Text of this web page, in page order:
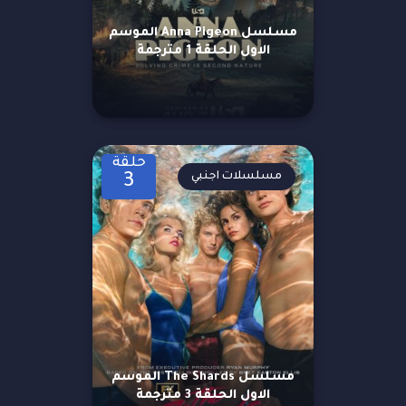
مسلسل Anna Pigeon الموسم
الاول الحلقة 1 مترجمة
حلقة
3
مسلسل The Shards الموسم
الاول الحلقة 3 مترجمة
مسلسلات اجنبي